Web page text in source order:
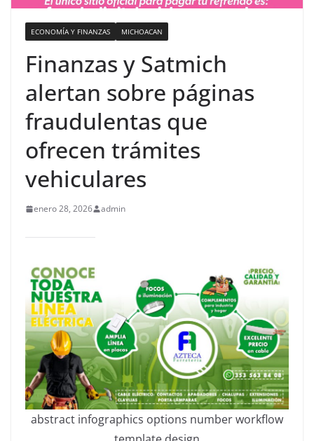
ECONOMÍA Y FINANZAS MICHOACAN
Finanzas y Satmich
alertan sobre páginas
fraudulentas que
ofrecen trámites
vehiculares
enero 28, 2026 admin
abstract infographics options number workflow